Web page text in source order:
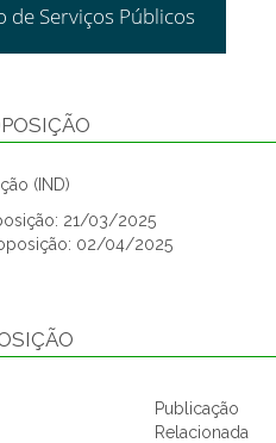
de Serviços Públicos
(IND)
21/03/2025
02/04/2025
Publicação
Relacionada